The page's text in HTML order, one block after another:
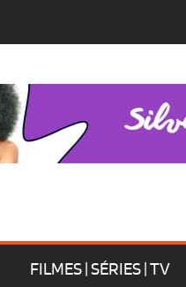
FILMES | SÉRIES | TV